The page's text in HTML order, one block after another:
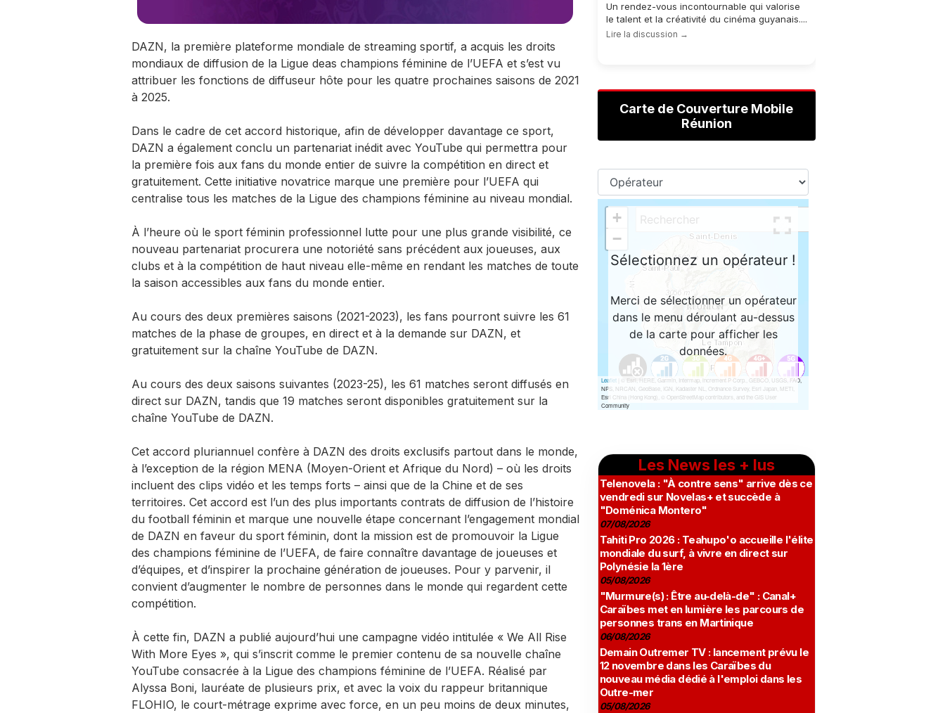
DAZN, la première plateforme mondiale de streaming sportif, a acquis les droits
mondiaux de diffusion de la Ligue deas champions féminine de l’UEFA et s’est vu
attribuer les fonctions de diffuseur hôte pour les quatre prochaines saisons de 2021
à 2025.
Dans le cadre de cet accord historique, afin de développer davantage ce sport,
DAZN a également conclu un partenariat inédit avec YouTube qui permettra pour
la première fois aux fans du monde entier de suivre la compétition en direct et
gratuitement. Cette initiative novatrice marque une première pour l’UEFA qui
centralise tous les matches de la Ligue des champions féminine au niveau mondial.
À l’heure où le sport féminin professionnel lutte pour une plus grande visibilité, ce
nouveau partenariat procurera une notoriété sans précédent aux joueuses, aux
clubs et à la compétition de haut niveau elle-même en rendant les matches de toute
la saison accessibles aux fans du monde entier.
Au cours des deux premières saisons (2021-2023), les fans pourront suivre les 61
matches de la phase de groupes, en direct et à la demande sur DAZN, et
gratuitement sur la chaîne YouTube de DAZN.
Au cours des deux saisons suivantes (2023-25), les 61 matches seront diffusés en
direct sur DAZN, tandis que 19 matches seront disponibles gratuitement sur la
chaîne YouTube de DAZN.
Cet accord pluriannuel confère à DAZN des droits exclusifs partout dans le monde,
à l’exception de la région MENA (Moyen-Orient et Afrique du Nord) – où les droits
incluent des clips vidéo et les temps forts – ainsi que de la Chine et de ses
territoires. Cet accord est l’un des plus importants contrats de diffusion de l’histoire
du football féminin et marque une nouvelle étape concernant l’engagement mondial
de DAZN en faveur du sport féminin, dont la mission est de promouvoir la Ligue
des champions féminine de l’UEFA, de faire connaître davantage de joueuses et
d’équipes, et d’inspirer la prochaine génération de joueuses. Pour y parvenir, il
convient d’augmenter le nombre de personnes dans le monde qui regardent cette
compétition.
À cette fin, DAZN a publié aujourd’hui une campagne vidéo intitulée « We All Rise
With More Eyes », qui s’inscrit comme le premier contenu de sa nouvelle chaîne
YouTube consacrée à la Ligue des champions féminine de l’UEFA. Réalisé par
Alyssa Boni, lauréate de plusieurs prix, et avec la voix du rappeur britannique
FLOHIO, le court-métrage exprime avec force, en un peu moins de deux minutes,
Un rendez-vous incontournable qui valorise
le talent et la créativité du cinéma guyanais....
Lire la discussion →
Carte de Couverture Mobile
Réunion
Les News les + lus
Telenovela : "À contre sens" arrive dès ce
vendredi sur Novelas+ et succède à
"Doménica Montero"
07/08/2026
Tahiti Pro 2026 : Teahupo'o accueille l'élite
mondiale du surf, à vivre en direct sur
Polynésie la 1ère
05/08/2026
"Murmure(s) : Être au-delà-de" : Canal+
Caraïbes met en lumière les parcours de
personnes trans en Martinique
06/08/2026
Demain Outremer TV : lancement prévu le
12 novembre dans les Caraïbes du
nouveau média dédié à l'emploi dans les
Outre-mer
05/08/2026